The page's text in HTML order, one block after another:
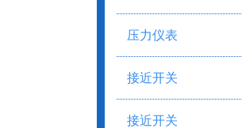
压力仪表
接近开关
接近开关